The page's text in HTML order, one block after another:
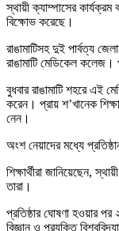
স্থায়ী ক্যাম্পাসের কার্যক্রম
বিক্ষোভ করেছে।
রাঙামাটিসহ দুই পার্বত্য
রাঙামাটি মেডিকেল
বুধবার রাঙামাটি শহরে এই
করেন। প্রায় শ’খানেক
নেন।
অংশ নেয়াদের মধ্যে
শিক্ষার্থীরা জানিয়েছেন,
তারা।
প্রতিষ্ঠার ঘোষণা হওয়ার
বিজ্ঞান ও প্রযুক্তি